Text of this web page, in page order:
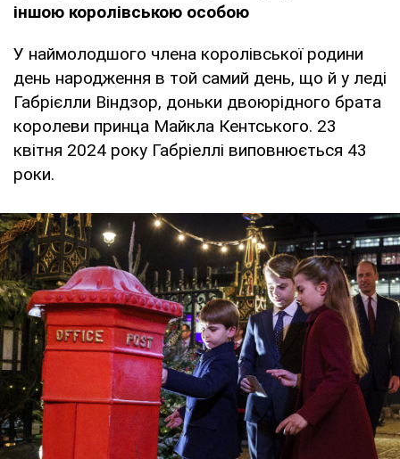
іншою королівською особою
У наймолодшого члена королівської родини
день народження в той самий день, що й у леді
Габрієлли Віндзор, доньки двоюрідного брата
королеви принца Майкла Кентського. 23
квітня 2024 року Габріеллі виповнюється 43
роки.